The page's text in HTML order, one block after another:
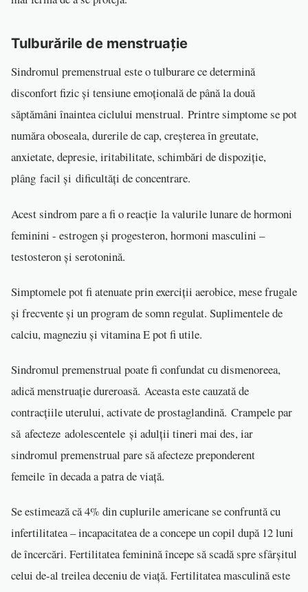
Tulburările de menstruație
Sindromul premenstrual este o tulburare ce determină
disconfort fizic și tensiune emoțională de până la două
săptămâni înaintea ciclului menstrual. Printre simptome se pot
număra oboseala, durerile de cap, creșterea în greutate,
anxietate, depresie, iritabilitate, schimbări de dispoziție,
plâng facil și dificultăți de concentrare.
Acest sindrom pare a fi o reacție la valurile lunare de hormoni
feminini - estrogen și progesteron, hormoni masculini –
testosteron și serotonină.
Simptomele pot fi atenuate prin exerciții aerobice, mese frugale
și frecvente și un program de somn regulat. Suplimentele de
calciu, magneziu și vitamina E pot fi utile.
Sindromul premenstrual poate fi confundat cu dismenoreea,
adică menstruație dureroasă. Aceasta este cauzată de
contracțiile uterului, activate de prostaglandină. Crampele par
să afecteze adolescentele și adulții tineri mai des, iar
sindromul premenstrual pare să afecteze preponderent
femeile în decada a patra de viață.
Se estimează că 4% din cuplurile americane se confruntă cu
infertilitatea – incapacitatea de a concepe un copil după 12 luni
de încercări. Fertilitatea feminină începe să scadă spre sfârșitul
celui de-al treilea deceniu de viață. Fertilitatea masculină este